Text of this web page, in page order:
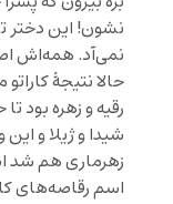
نشون! این دختر
نمی‌آد. همه‌اش
حالا نتیجۀ
رقیه و زهره بود
شیدا و ژیلا و
زهرماری هم شد
اسم رقاصه‌های